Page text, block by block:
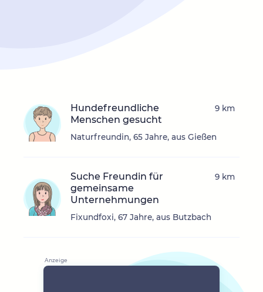
Hundefreundliche
Menschen gesucht
Naturfreundin, 65 Jahre, aus Gießen
9 km
Suche Freundin für
gemeinsame
Unternehmungen
Fixundfoxi, 67 Jahre, aus Butzbach
9 km